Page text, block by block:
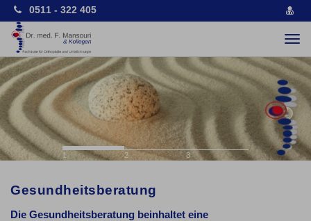
0511 - 322 405
1 2 3
Previous
Gesundheitsberatung
Die Gesundheitsberatung beinhaltet eine